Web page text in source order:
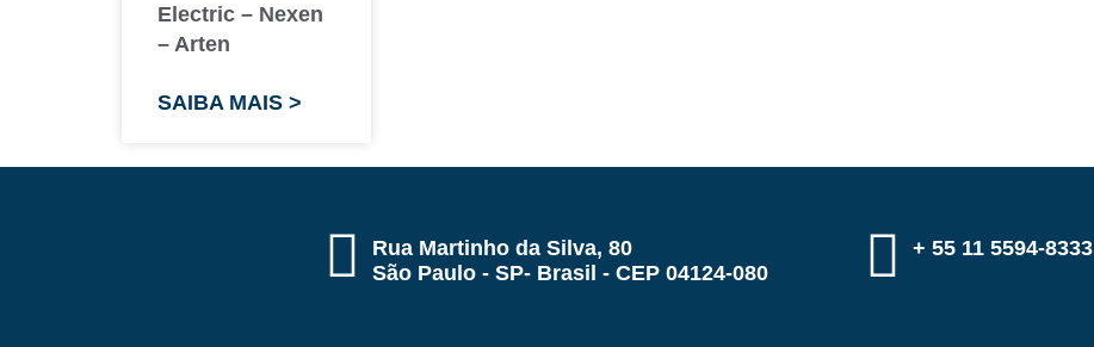
Electric – Nexen
– Arten
SAIBA MAIS >
Rua Martinho da Silva, 80
São Paulo - SP- Brasil - CEP 04124-080
+ 55 11 5594-8333